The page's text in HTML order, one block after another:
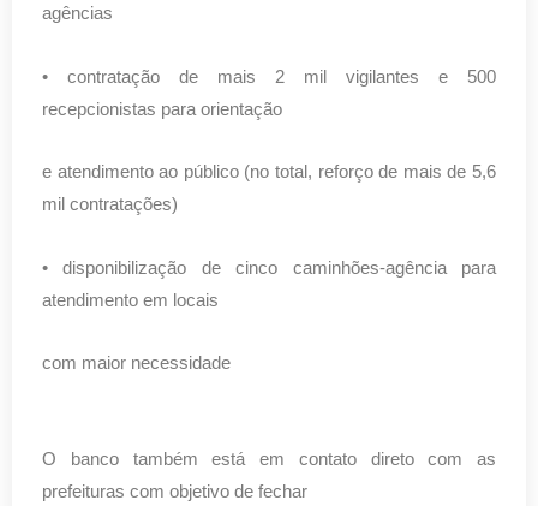
agências
• contratação de mais 2 mil vigilantes e 500
recepcionistas para orientação
e atendimento ao público (no total, reforço de mais de 5,6
mil contratações)
• disponibilização de cinco caminhões-agência para
atendimento em locais
com maior necessidade
O banco também está em contato direto com as
prefeituras com objetivo de fechar